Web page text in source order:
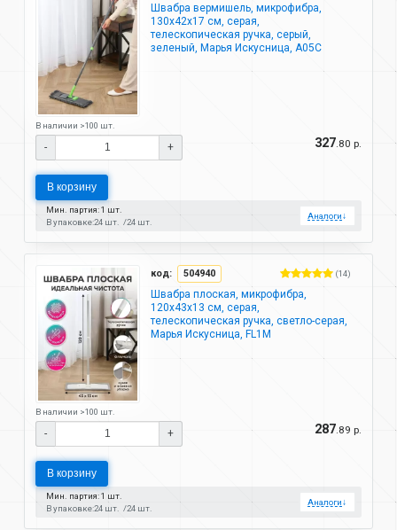
Швабра вермишель, микрофибра,
130х42х17 см, серая,
телескопическая ручка, серый,
зеленый, Марья Искусница, A05С
В наличии >100 шт.
- + 327.80 р.
В корзину
Мин. партия: 1 шт.
В упаковке:24 шт. 24 шт.
Аналоги↓
код: 504940 (14)
Швабра плоская, микрофибра,
120х43х13 см, серая,
телескопическая ручка, светло-серая,
Марья Искусница, FL1M
В наличии >100 шт.
- + 287.89 р.
В корзину
Мин. партия: 1 шт.
В упаковке:24 шт. 24 шт.
Аналоги↓